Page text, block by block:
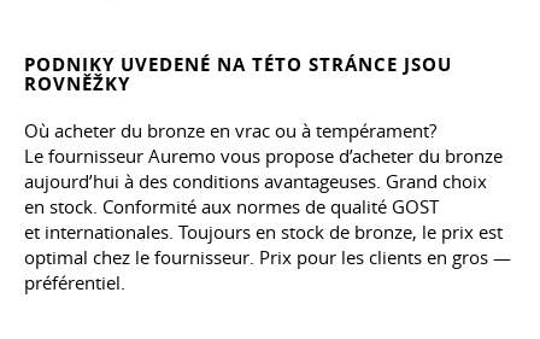
PODNIKY UVEDENÉ NA TÉTO STRÁNCE JSOU
ROVNĚŽKY
Où acheter du bronze en vrac ou à tempérament?
Le fournisseur Auremo vous propose d’acheter du bronze
aujourd’hui à des conditions avantageuses. Grand choix
en stock. Conformité aux normes de qualité GOST
et internationales. Toujours en stock de bronze, le prix est
optimal chez le fournisseur. Prix pour les clients en gros —
préférentiel.